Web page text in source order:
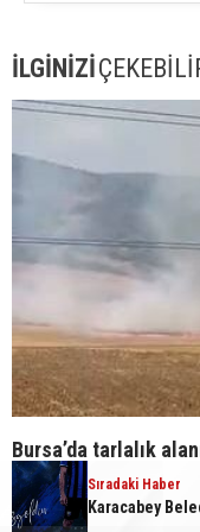
İLGİNİZİ
Bursa’da tarlalık
Sıradaki Haber